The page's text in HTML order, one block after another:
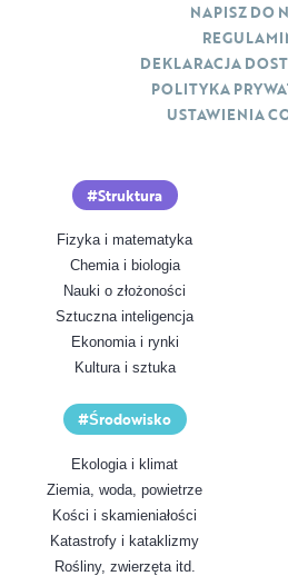
Struktura
Fizyka i matematyka
Chemia i biologia
Nauki o złożoności
Sztuczna inteligencja
Ekonomia i rynki
Kultura i sztuka
Środowisko
Ekologia i klimat
Ziemia, woda, powietrze
Kości i skamieniałości
Katastrofy i kataklizmy
Rośliny, zwierzęta itd.
NAPISZ DO
DEKLARACJA
POLITYKA
USTAWIENIA